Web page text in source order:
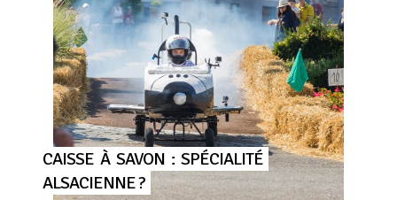
CAISSE À SAVON : SPÉCIALITÉ
ALSACIENNE ?